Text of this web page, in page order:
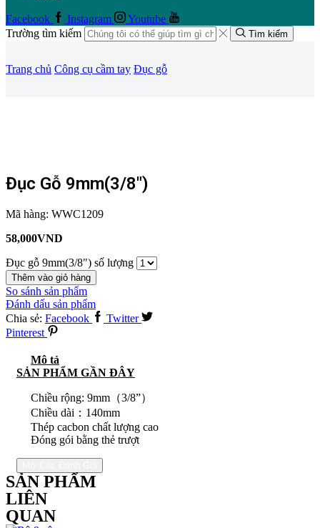
Facebook Instagram
Youtube
Trường tìm kiếm
Tìm kiếm
Trang chủ Công cụ cầm tay Đục gỗ
Đục Gỗ 9mm(3/8″)
Mã hàng: WWC1209
58,000VND
Đục gỗ 9mm(3/8") số lượng
Thêm vào giỏ hàng
So sánh sản phẩm
Đánh dấu sản phẩm
Chia sẻ: Facebook
Twitter
Pinterest
Mô tả
SẢN PHẨM GẦN ĐÂY
Chiều rộng: 9mm（3/8”）
Chiều dài：140mm
Thép cacbon chất lượng cao
Đóng gói bằng thẻ trượt
SẢN PHẨM
LIÊN
QUAN